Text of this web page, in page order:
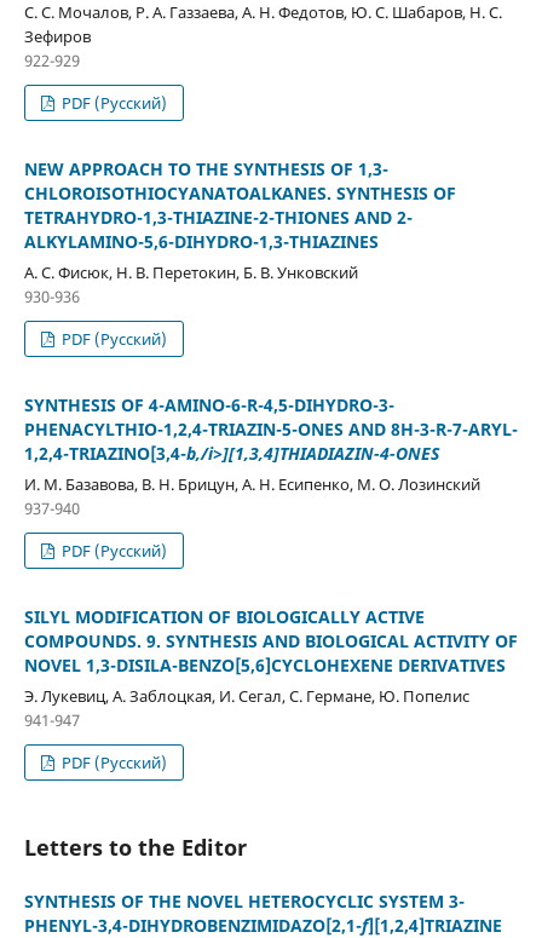
С. С. Мочалов, Р. А. Газзаева, А. Н. Федотов, Ю. С. Шабаров, Н. С.
Зефиров
922-929
PDF (Русский)
NEW APPROACH TO THE SYNTHESIS OF 1,3-
CHLOROISOTHIOCYANATOALKANES. SYNTHESIS OF
TETRAHYDRO-1,3-THIAZINE-2-THIONES AND 2-
ALKYLAMINO-5,6-DIHYDRO-1,3-THIAZINES
А. С. Фисюк, Н. В. Перетокин, Б. В. Унковский
930-936
PDF (Русский)
SYNTHESIS OF 4-AMINO-6-R-4,5-DIHYDRO-3-
PHENACYLTHIO-1,2,4-TRIAZIN-5-ONES AND 8H-3-R-7-ARYL-
1,2,4-TRIAZINO[3,4-b,/i>][1,3,4]THIADIAZIN-4-ONES
И. М. Базавова, В. Н. Брицун, А. Н. Есипенко, М. О. Лозинский
937-940
PDF (Русский)
SILYL MODIFICATION OF BIOLOGICALLY ACTIVE
COMPOUNDS. 9. SYNTHESIS AND BIOLOGICAL ACTIVITY OF
NOVEL 1,3-DISILA-BENZO[5,6]CYCLOHEXENE DERIVATIVES
Э. Лукевиц, А. Заблоцкая, И. Сегал, С. Германе, Ю. Попелис
941-947
PDF (Русский)
Letters to the Editor
SYNTHESIS OF THE NOVEL HETEROCYCLIC SYSTEM 3-
PHENYL-3,4-DIHYDROBENZIMIDAZO[2,1-f][1,2,4]TRIAZINE